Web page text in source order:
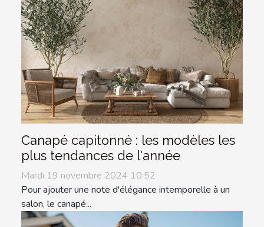
Canapé capitonné : les modèles les
plus tendances de l'année
Mardi 19 novembre 2024 10:52
Pour ajouter une note d'élégance intemporelle à un
salon, le canapé...